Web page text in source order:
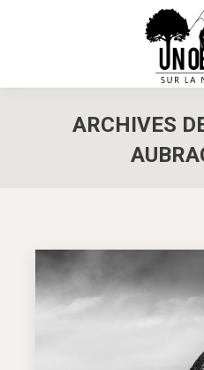
ARCHIVES